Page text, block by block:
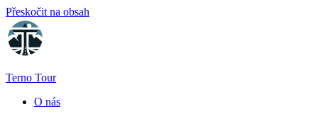
Přeskočit na obsah
Terno Tour
O nás